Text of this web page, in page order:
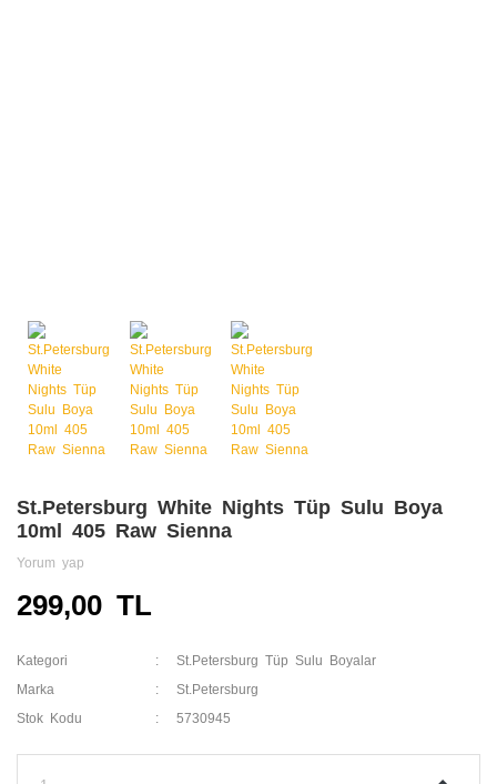
St.Petersburg White Nights Tüp Sulu Boya
10ml 405 Raw Sienna
Yorum yap
299,00 TL
Kategori St.Petersburg Tüp Sulu Boyalar
Marka St.Petersburg
Stok Kodu 5730945